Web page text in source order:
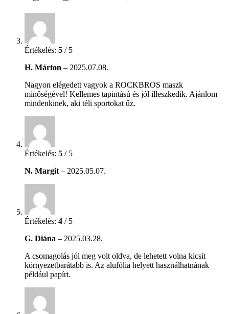
Értékelés: 5 / 5
H. Márton – 2025.07.08.
Nagyon elégedett vagyok a ROCKBROS maszk
minőségével! Kellemes tapintású és jól illeszkedik. Ajánlom
mindenkinek, aki téli sportokat űz.
Értékelés: 5 / 5
N. Margit – 2025.05.07.
Értékelés: 4 / 5
G. Diána – 2025.03.28.
A csomagolás jól meg volt oldva, de lehetett volna kicsit
környezetbarátabb is. Az alufólia helyett használhatnának
például papírt.